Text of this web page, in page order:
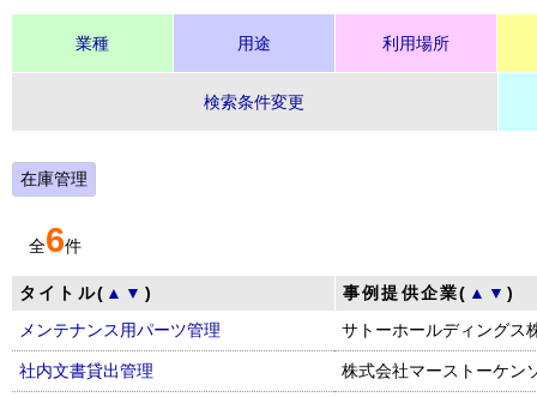
業種 用途 利用場所
検索条件変更
在庫管理
全6件
タイトル( ▲ ▼ ) 事例提供企業( ▲ ▼)
メンテナンス用パーツ管理
サトーホールディングス
社内文書貸出管理 株式会社マーストーケン